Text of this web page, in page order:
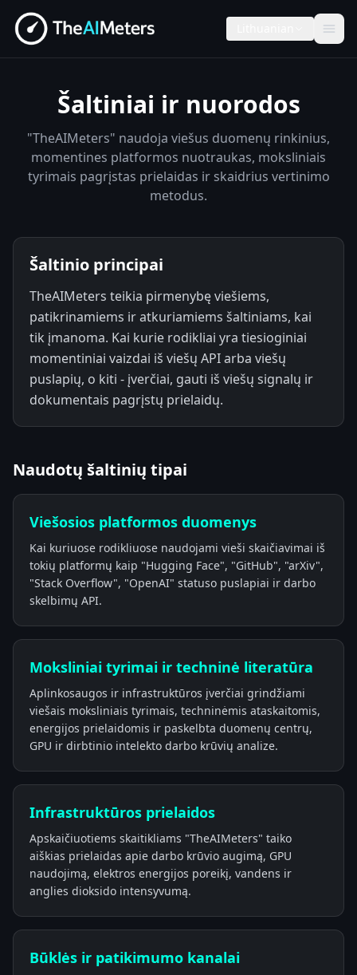
Šaltiniai ir nuorodos
"TheAIMeters" naudoja viešus duomenų rinkinius,
momentines platformos nuotraukas, moksliniais
tyrimais pagrįstas prielaidas ir skaidrius vertinimo
metodus.
Šaltinio principai
TheAIMeters teikia pirmenybę viešiems,
patikrinamiems ir atkuriamiems šaltiniams, kai
tik įmanoma. Kai kurie rodikliai yra tiesioginiai
momentiniai vaizdai iš viešų API arba viešų
puslapių, o kiti - įverčiai, gauti iš viešų signalų ir
dokumentais pagrįstų prielaidų.
Naudotų šaltinių tipai
Viešosios platformos duomenys
Kai kuriuose rodikliuose naudojami vieši skaičiavimai iš
tokių platformų kaip "Hugging Face", "GitHub", "arXiv",
"Stack Overflow", "OpenAI" statuso puslapiai ir darbo
skelbimų API.
Moksliniai tyrimai ir techninė literatūra
Aplinkosaugos ir infrastruktūros įverčiai grindžiami
viešais moksliniais tyrimais, techninėmis ataskaitomis,
energijos prielaidomis ir paskelbta duomenų centrų,
GPU ir dirbtinio intelekto darbo krūvių analize.
Infrastruktūros prielaidos
Apskaičiuotiems skaitikliams "TheAIMeters" taiko
aiškias prielaidas apie darbo krūvio augimą, GPU
naudojimą, elektros energijos poreikį, vandens ir
anglies dioksido intensyvumą.
Būklės ir patikimumo kanalai